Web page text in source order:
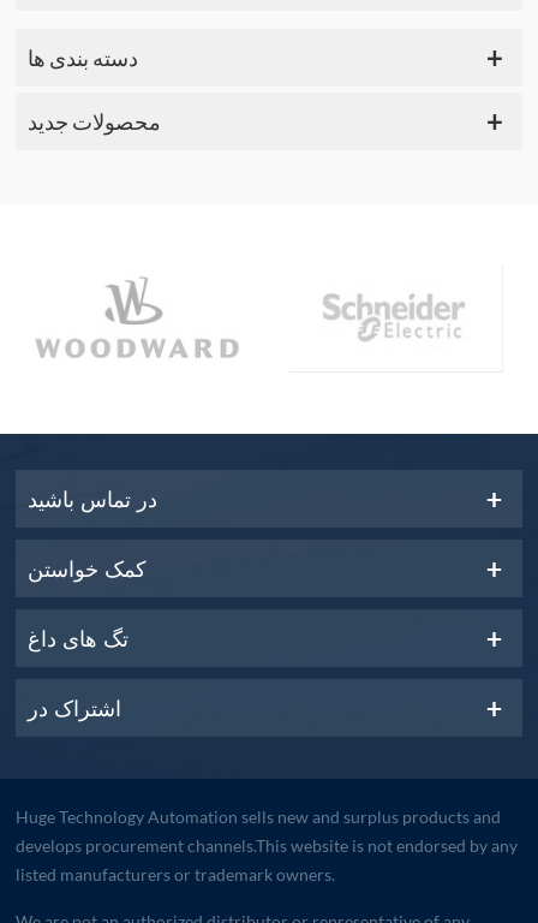
دسته بندی ها
محصولات جدید
در تماس باشید
کمک خواستن
تگ های داغ
اشتراک در
Huge Technology Automation sells new and surplus products and
develops procurement channels.This website is not endorsed by any
listed manufacturers or trademark owners.